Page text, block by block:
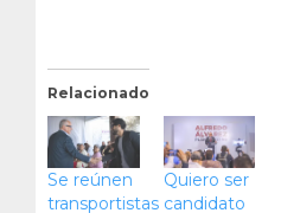
Relacionado
Se reúnen
transportistas
Quiero ser
candidato